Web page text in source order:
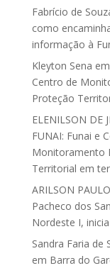
Fabrício de
como
informação à
Kleyton Sena em
Centro de
Proteção
ELENILSON DE
FUNAI: Funai e
Monitoramento
Territorial em
ARILSON
Pacheco dos
Nordeste I,
Sandra Faria de
em Barra do